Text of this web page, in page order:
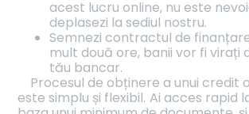
acest lucru online, nu este
deplasezi la sediul nostru.
Semnezi contractul de
mult două ore, banii vor fi virați
tău bancar.
Procesul de obținere a unui credit
este simplu și flexibil. Ai acces rapid